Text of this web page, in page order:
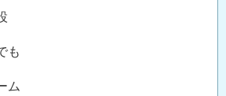
も
ム